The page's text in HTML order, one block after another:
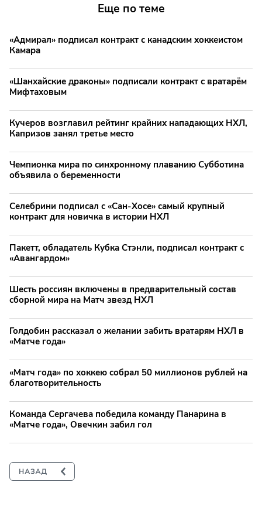
Еще по теме
«Адмирал» подписал контракт с канадским хоккеистом
Камара
«Шанхайские драконы» подписали контракт с вратарём
Мифтаховым
Кучеров возглавил рейтинг крайних нападающих НХЛ,
Капризов занял третье место
Чемпионка мира по синхронному плаванию Субботина
объявила о беременности
Селебрини подписал с «Сан-Хосе» самый крупный
контракт для новичка в истории НХЛ
Пакетт, обладатель Кубка Стэнли, подписал контракт с
«Авангардом»
Шесть россиян включены в предварительный состав
сборной мира на Матч звезд НХЛ
Голдобин рассказал о желании забить вратарям НХЛ в
«Матче года»
«Матч года» по хоккею собрал 50 миллионов рублей на
благотворительность
Команда Сергачева победила команду Панарина в
«Матче года», Овечкин забил гол